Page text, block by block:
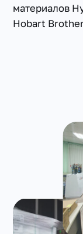
материалов
Hobart